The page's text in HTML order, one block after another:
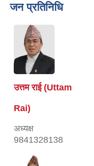
जन प्रतिनिधि
उत्तम राई (Uttam
Rai)
अध्यक्ष
9841328138